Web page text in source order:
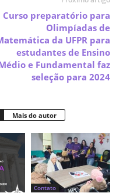
Curso preparatório para
Olimpíadas de
da UFPR para
estudantes de Ensino
e Fundamental faz
seleção para 2024
Mais do autor
Contato